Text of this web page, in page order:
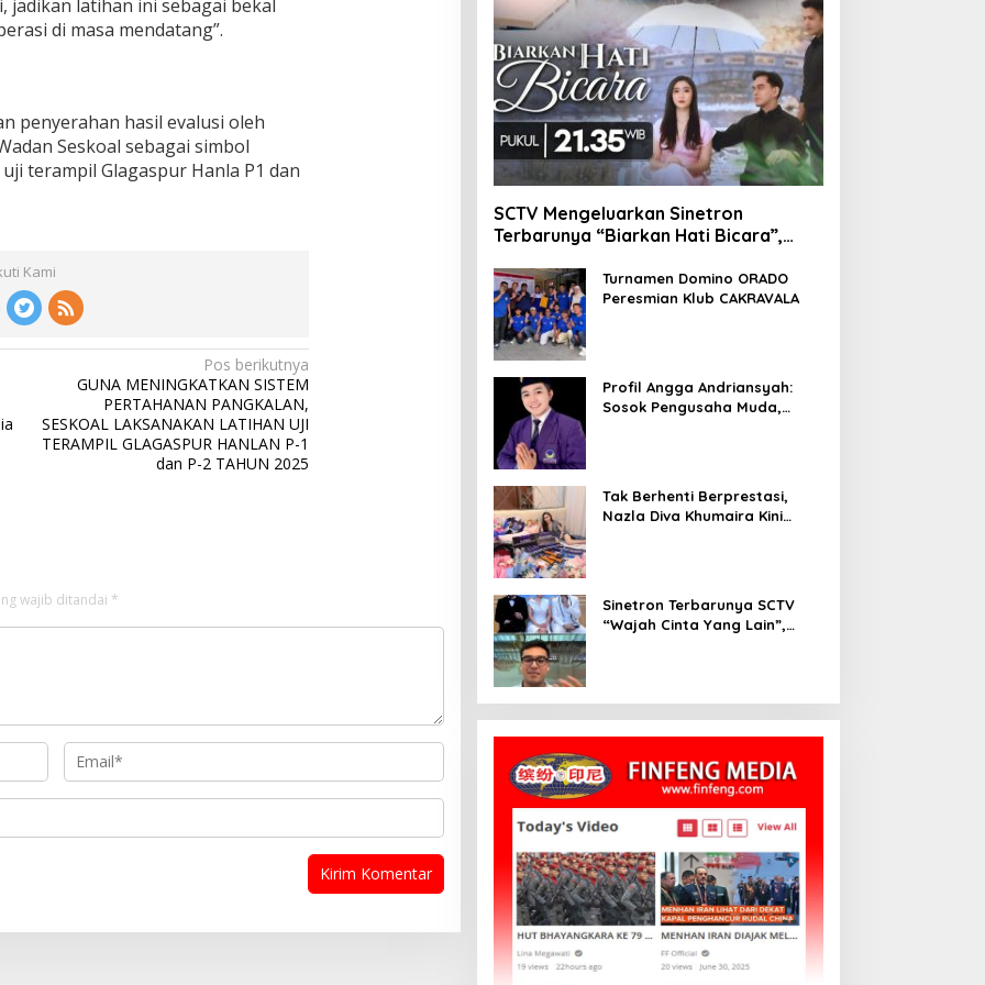
latihan ini sebagai bekal
di masa mendatang”.
penyerahan hasil evalusi oleh
Seskoal sebagai simbol
terampil Glagaspur Hanla P1 dan
Kami
Pos berikutnya
GUNA MENINGKATKAN SISTEM
PERTAHANAN PANGKALAN,
SESKOAL LAKSANAKAN LATIHAN UJI
TERAMPIL GLAGASPUR HANLAN P-1
dan P-2 TAHUN 2025
wajib ditandai *
SCTV Mengeluarkan Sinetron
Terbarunya “Biarkan Hati Bicara”,
Azof, Rendi JohnTurnamen Domino ORADO
Peresmian Klub CAKRAVALA
Profil Angga Andriansyah:
Sosok Pengusaha Muda,
Tak Berhenti Berprestasi,
Nazla Diva Khumaira Kini
Sinetron Terbarunya SCTV
“Wajah Cinta Yang Lain”,